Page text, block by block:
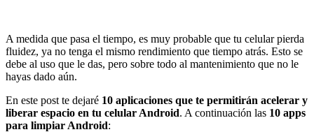
A medida que pasa el tiempo, es muy probable que tu celular pierda
fluidez, ya no tenga el mismo rendimiento que tiempo atrás. Esto se
debe al uso que le das, pero sobre todo al mantenimiento que no le
hayas dado aún.
En este post te dejaré 10 aplicaciones que te permitirán acelerar y
liberar espacio en tu celular Android. A continuación las 10 apps
para limpiar Android: